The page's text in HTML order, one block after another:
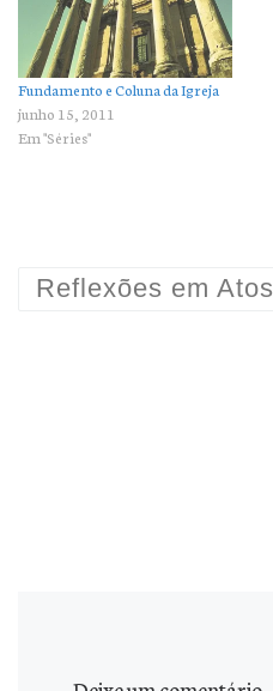
Fundamento e Coluna da Igreja
junho 15, 2011
Em "Séries"
Reflexões em Atos